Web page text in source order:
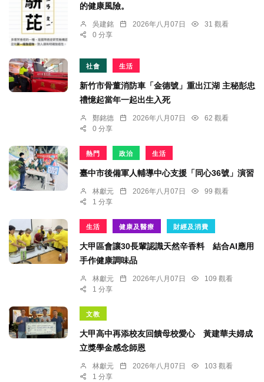
的健康風險。
吳建銘 2026年八月07日
31 觀看
0 分享
社會 生活
新竹市骨董消防車「金德號」重出江湖 主秘彭忠
禮憶起當年一起出生入死
鄭銘德 2026年八月07日
62 觀看
0 分享
熱門 政治 生活
臺中市後備軍人輔導中心支援「同心36號」演習
林獻元 2026年八月07日
99 觀看
1 分享
生活 健康及醫療 財經及消費
大甲區會讓30長輩認識天然辛香料 結合AI應用
手作健康調味品
林獻元 2026年八月07日
109 觀看
1 分享
文教
大甲高中再添校友回饋母校愛心 黃建華夫婦成
立獎學金感念師恩
林獻元 2026年八月07日
103 觀看
1 分享